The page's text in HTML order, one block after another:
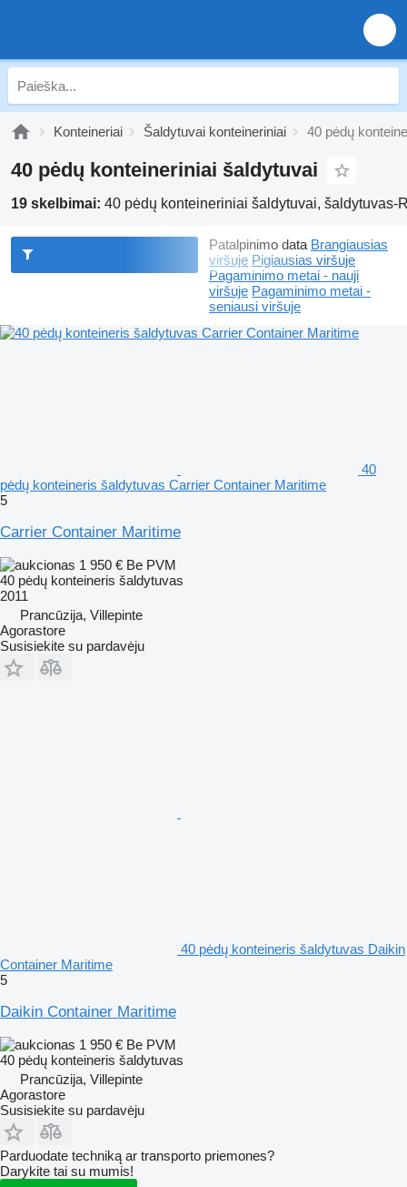
Konteineriai Šaldytuvai konteineriniai 40 pėdų
40 pėdų konteineriniai šaldytuvai
19 skelbimai: 40 pėdų konteineriniai šaldytuvai, šaldytuvas-
Patalpinimo data Brangiausias
viršuje Pigiausias viršuje
Pagaminimo metai - nauji
viršuje Pagaminimo metai -
seniausi viršuje
40
pėdų konteineris šaldytuvas Carrier Container Maritime
5
Carrier Container Maritime
1 950 € Be PVM
40 pėdų konteineris šaldytuvas
2011
Prancūzija, Villepinte
Agorastore
Susisiekite su pardavėju
40 pėdų konteineris šaldytuvas Daikin
Container Maritime
5
Daikin Container Maritime
1 950 € Be PVM
40 pėdų konteineris šaldytuvas
Prancūzija, Villepinte
Agorastore
Susisiekite su pardavėju
Parduodate techniką ar transporto priemones?
Darykite tai su mumis!